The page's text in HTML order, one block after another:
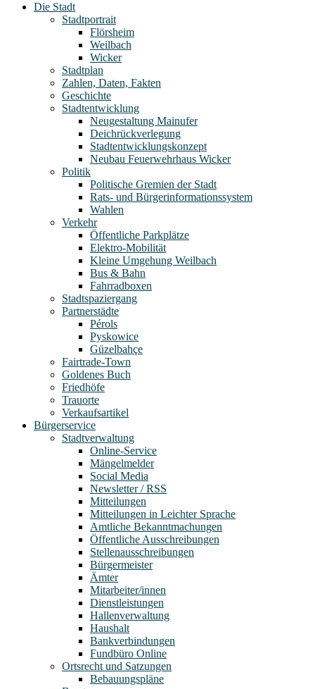
Die Stadt
Stadtportrait
Flörsheim
Weilbach
Wicker
Stadtplan
Zahlen, Daten, Fakten
Geschichte
Stadtentwicklung
Neugestaltung Mainufer
Deichrückverlegung
Stadtentwicklungskonzept
Neubau Feuerwehrhaus Wicker
Politik
Politische Gremien der Stadt
Rats- und Bürgerinformationssystem
Wahlen
Verkehr
Öffentliche Parkplätze
Elektro-Mobilität
Kleine Umgehung Weilbach
Bus & Bahn
Fahrradboxen
Stadtspaziergang
Partnerstädte
Pérols
Pyskowice
Güzelbahçe
Fairtrade-Town
Goldenes Buch
Friedhöfe
Trauorte
Verkaufsartikel
Bürgerservice
Stadtverwaltung
Online-Service
Mängelmelder
Social Media
Newsletter / RSS
Mitteilungen
Mitteilungen in Leichter Sprache
Amtliche Bekanntmachungen
Öffentliche Ausschreibungen
Stellenausschreibungen
Bürgermeister
Ämter
Mitarbeiter/innen
Dienstleistungen
Hallenverwaltung
Haushalt
Bankverbindungen
Fundbüro Online
Ortsrecht und Satzungen
Bebauungspläne